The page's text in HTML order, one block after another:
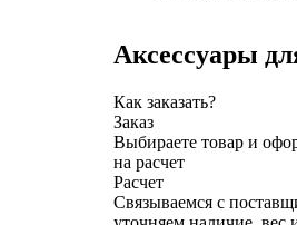
Аксессуары
Как заказать?
Заказ
Выбираете товар и
на расчет
Расчет
Связываемся с